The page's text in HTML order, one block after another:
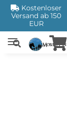
Kostenloser
Versand ab 150
EUR